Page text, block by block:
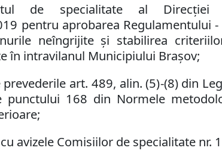
de specialitate al
pentru aprobarea Regulamentului
neîngrijite şi stabilirea
în intravilanul Municipiului Braşov;
art. 489, alin. (5)-(8) din
punctului 168 din Normele
;
avizele Comisiilor de specialitate nr. 1